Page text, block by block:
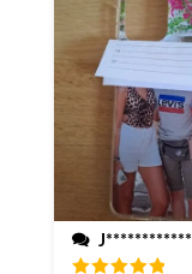
J************